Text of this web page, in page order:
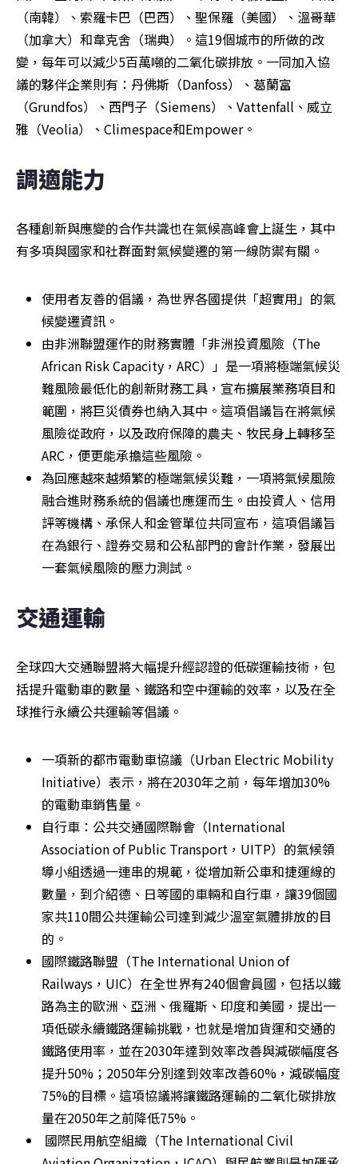
（南韓）、索羅卡巴（巴西）、聖保羅（美國）、溫哥華
（加拿大）和韋克舍（瑞典）。這19個城市的所做的改
變，每年可以減少5百萬噸的二氧化碳排放。一同加入協
議的夥伴企業則有：丹佛斯（Danfoss）、葛蘭富
（Grundfos）、西門子（Siemens）、Vattenfall、威立
雅（Veolia）、Climespace和Empower。
調適能力
各種創新與應變的合作共識也在氣候高峰會上誕生，其中
有多項與國家和社群面對氣候變遷的第一線防禦有關。
使用者友善的倡議，為世界各國提供「超實用」的氣
候變遷資訊。
由非洲聯盟運作的財務實體「非洲投資風險（The
African Risk Capacity，ARC）」是一項將極端氣候災
難風險最低化的創新財務工具，宣布擴展業務項目和
範圍，將巨災債券也納入其中。這項倡議旨在將氣候
風險從政府，以及政府保障的農夫、牧民身上轉移至
ARC，便更能承擔這些風險。
為回應越來越頻繁的極端氣候災難，一項將氣候風險
融合進財務系統的倡議也應運而生。由投資人、信用
評等機構、承保人和金管單位共同宣布，這項倡議旨
在為銀行、證券交易和公私部門的會計作業，發展出
一套氣候風險的壓力測試。
交通運輸
全球四大交通聯盟將大幅提升經認證的低碳運輸技術，包
括提升電動車的數量、鐵路和空中運輸的效率，以及在全
球推行永續公共運輸等倡議。
一項新的都市電動車協議（Urban Electric Mobility
Initiative）表示，將在2030年之前，每年增加30%
的電動車銷售量。
自行車：公共交通國際聯會（International
Association of Public Transport，UITP）的氣候領
導小組透過一連串的規範，從增加新公車和捷運線的
數量，到介紹德、日等國的車輛和自行車，讓39個國
家共110間公共運輸公司達到減少溫室氣體排放的目
的。
國際鐵路聯盟（The International Union of
Railways，UIC）在全世界有240個會員國，包括以鐵
路為主的歐洲、亞洲、俄羅斯、印度和美國，提出一
項低碳永續鐵路運輸挑戰，也就是增加貨運和交通的
鐵路使用率，並在2030年達到效率改善與減碳幅度各
提升50%；2050年分別達到效率改善60%，減碳幅度
75%的目標。這項協議將讓鐵路運輸的二氧化碳排放
量在2050年之前降低75%。
國際民用航空組織（The International Civil